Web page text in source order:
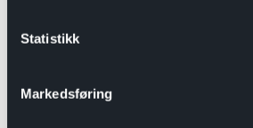
Statistikk
Markedsføring